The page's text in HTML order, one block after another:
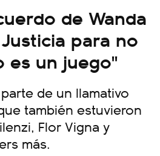
de Wanda
para no
es un juego"
de un llamativo
también estuvieron
Flor Vigna y
más.